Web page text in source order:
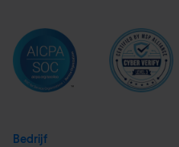
Bedrijf